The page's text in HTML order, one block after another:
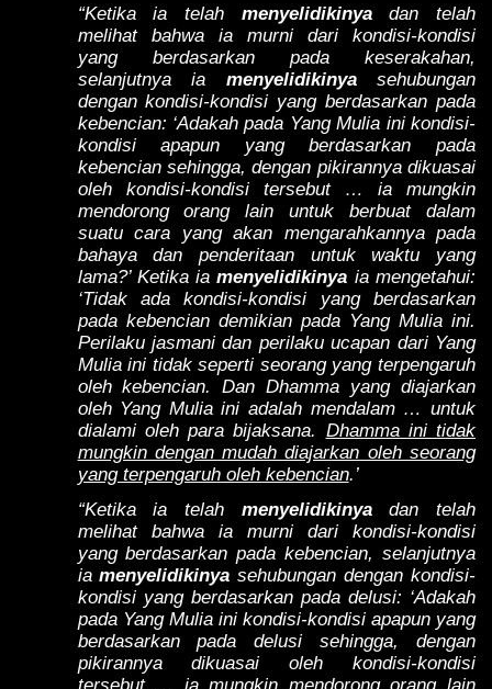
“Ketika ia telah menyelidikinyadan telah
melihat bahwa ia murni dari kondisi-kondisi
yang berdasarkan pada keserakahan,
selanjutnya ia menyelidikinyasehubungan
dengan kondisi-kondisi yang berdasarkan pada
kebencian: ‘Adakah pada Yang Mulia ini kondisi-
kondisi apapun yang berdasarkan pada
kebencian sehingga, dengan pikirannya dikuasai
oleh kondisi-kondisi tersebut … ia mungkin
mendorong orang lain untuk berbuat dalam
suatu cara yang akan mengarahkannya pada
bahaya dan penderitaan untuk waktu yang
lama?’ Ketika iamenyelidikinya ia mengetahui:
‘Tidak ada kondisi-kondisi yang berdasarkan
pada kebencian demikian pada Yang Mulia ini.
Perilaku jasmani dan perilaku ucapan dari Yang
Mulia ini tidak seperti seorang yang terpengaruh
oleh kebencian. Dan Dhamma yang diajarkan
oleh Yang Mulia ini adalah mendalam … untuk
dialami oleh para bijaksana. Dhamma ini tidak
mungkin dengan mudah diajarkan oleh seorang
yang terpengaruh oleh kebencian.’
“Ketika ia telah menyelidikinyadan telah
melihat bahwa ia murni dari kondisi-kondisi
yang berdasarkan pada kebencian, selanjutnya
iamenyelidikinya sehubungan dengan kondisi-
kondisi yang berdasarkan pada delusi: ‘Adakah
pada Yang Mulia ini kondisi-kondisi apapun yang
berdasarkan pada delusi sehingga, dengan
pikirannya dikuasai oleh kondisi-kondisi
tersebut … ia mungkin mendorong orang lain